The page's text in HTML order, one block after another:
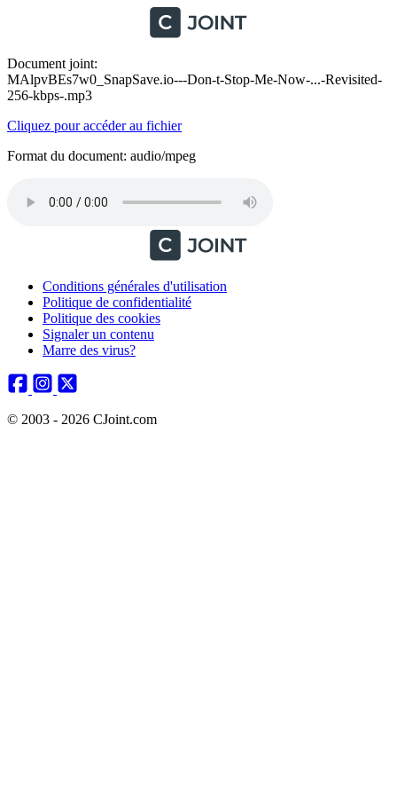
Document joint:
MAlpvBEs7w0_SnapSave.io---Don-t-Stop-Me-Now-...-Revisited-
256-kbps-.mp3
Cliquez pour accéder au fichier
Format du document: audio/mpeg
Conditions générales d'utilisation
Politique de confidentialité
Politique des cookies
Signaler un contenu
Marre des virus?
© 2003 - 2026 CJoint.com